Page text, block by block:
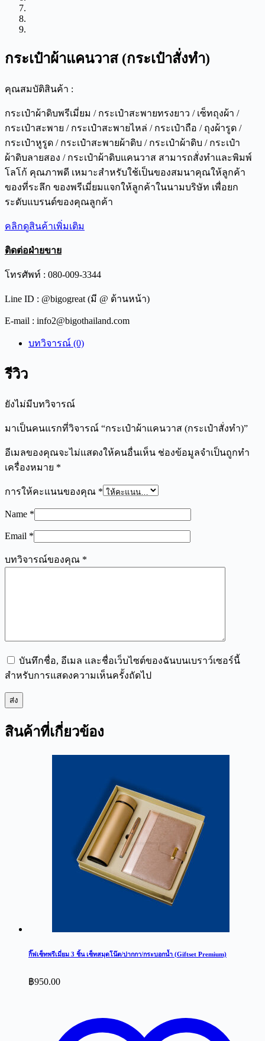
กระเป๋าผ้าแคนวาส (กระเป๋าสั่งทำ)
คุณสมบัติสินค้า :
กระเป๋าผ้าดิบพรีเมี่ยม / กระเป๋าสะพายทรงยาว / เซ็ทถุงผ้า /
กระเป๋าสะพาย / กระเป๋าสะพายไหล่ / กระเป๋าถือ / ถุงผ้ารูด /
กระเป๋าหูรูด / กระเป๋าสะพายผ้าดิบ / กระเป๋าผ้าดิบ / กระเป๋า
ผ้าดิบลายสอง / กระเป๋าผ้าดิบแคนวาส สามารถสั่งทำและพิมพ์
โลโก้ คุณภาพดี เหมาะสำหรับใช้เป็นของสมนาคุณให้ลูกค้า
ของที่ระลึก ของพรีเมี่ยมแจกให้ลูกค้าในนามบริษัท เพื่อยก
ระดับแบรนด์ของคุณลูกค้า
คลิกดูสินค้าเพิ่มเติม
ติดต่อฝ่ายขาย
โทรศัพท์ : 080-009-3344
Line ID : @bigogreat (มี @ ด้านหน้า)
E-mail : info2@bigothailand.com
บทวิจารณ์ (0)
รีวิว
ยังไม่มีบทวิจารณ์
มาเป็นคนแรกที่วิจารณ์ “กระเป๋าผ้าแคนวาส (กระเป๋าสั่งทำ)”
อีเมลของคุณจะไม่แสดงให้คนอื่นเห็น ช่องข้อมูลจำเป็นถูกทำ
เครื่องหมาย *
การให้คะแนนของคุณ *
Name *
Email *
บทวิจารณ์ของคุณ *
บันทึกชื่อ, อีเมล และชื่อเว็บไซต์ของฉันบนเบราว์เซอร์นี้
สำหรับการแสดงความเห็นครั้งถัดไป
ส่ง
สินค้าที่เกี่ยวข้อง
กิ๊ฟเซ็ทพรีเมี่ยม 3 ชิ้น เซ็ทสมุดโน๊ต/ปากกา/กระบอกน้ำ (Giftset Premium)
฿950.00